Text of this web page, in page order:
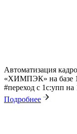
Автоматизация
«ХИМПЭК» на базе
#переход с 1с:упп на
Подробнее